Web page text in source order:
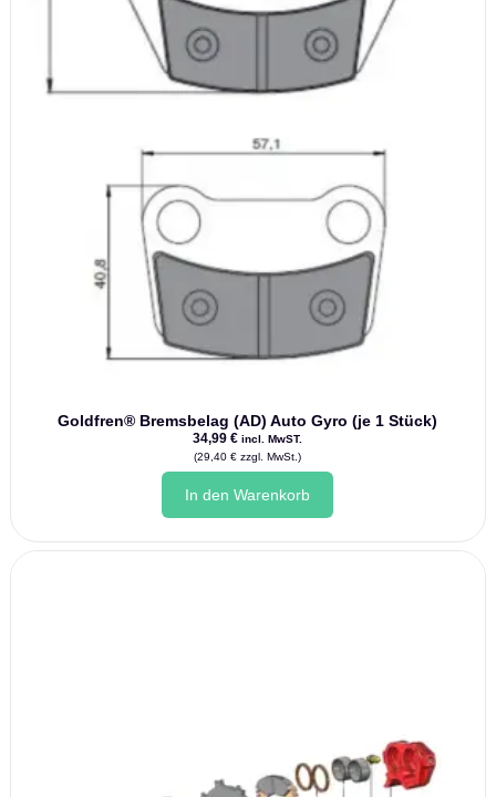
Goldfren® Bremsbelag (AD) Auto Gyro (je 1 Stück)
34,99€ incl. MwST.
(29,40€ zzgl. MwSt.)
In den Warenkorb